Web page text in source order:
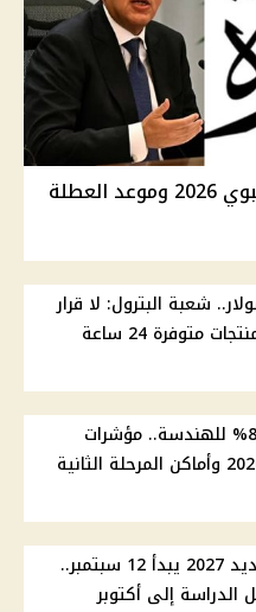
موقف ترحيل إجازة المولد النبوي 2026 وموعد العطلة
شعبة البترول: لا قرار
متوفرة 24 ساعة
92.8% للطب و87.9% للهندسة.. مؤشرات
العام الدراسي الجديد 2027 يبدأ 12 سبتمبر..
الدراسة إلى أكتوبر